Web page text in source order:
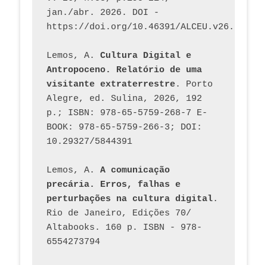
jan./abr. 2026. DOI -
https://doi.org/10.46391/
Lemos, A. Cultura Digital e
Antropoceno. Relatório de uma
visitante extraterrestre. Porto
Alegre, ed. Sulina, 2026, 192
p.; ISBN: 978-65-5759-268-7 E-
BOOK: 978-65-5759-266-3; DOI:
10.29327/5844391
Lemos, A. A comunicação
precária. Erros, falhas e
perturbações na cultura digital.
Rio de Janeiro, Edições 70/
Altabooks. 160 p. ISBN - 978-
6554273794